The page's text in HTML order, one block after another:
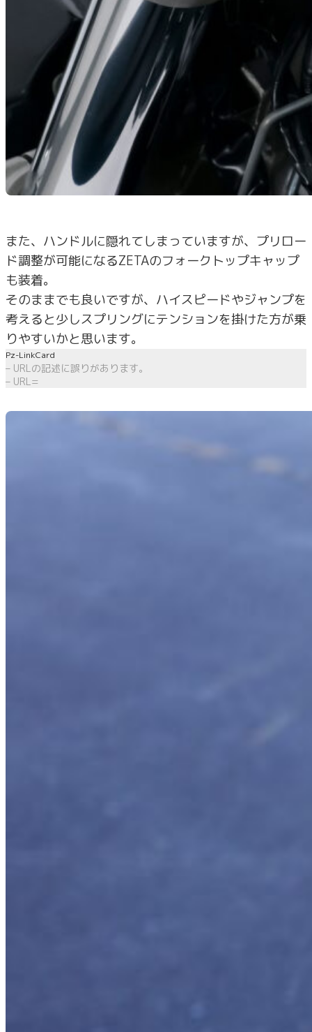
また、ハンドルに隠れてしまっていますが、プリロー
ド調整が可能になるZETAのフォークトップキャップ
も装着。
そのままでも良いですが、ハイスピードやジャンプを
考えると少しスプリングにテンションを掛けた方が乗
りやすいかと思います。
Pz-LinkCard
– URLの記述に誤りがあります。
– URL=